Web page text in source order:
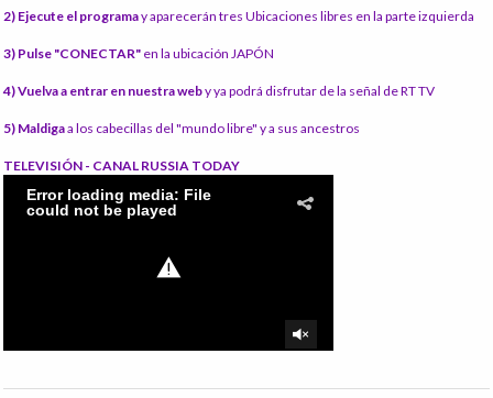
2) Ejecute el programay aparecerán tres Ubicaciones libres en la parte izquierda
3) Pulse "CONECTAR" en la ubicación JAPÓN
4) Vuelva a entrar en nuestra weby ya podrá disfrutar de la señal de RT TV
5) Maldigaa los cabecillas del "mundo libre" y a sus ancestros
TELEVISIÓN - CANAL RUSSIA TODAY